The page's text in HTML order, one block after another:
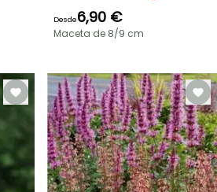
Desde6,90 €
Maceta de 8/9 cm